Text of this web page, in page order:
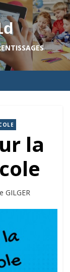
la
GILGER